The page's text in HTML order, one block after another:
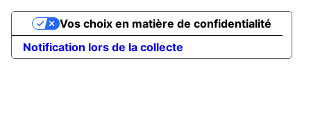
Notification lors de la collecte
Vos choix en matière de confidentialité